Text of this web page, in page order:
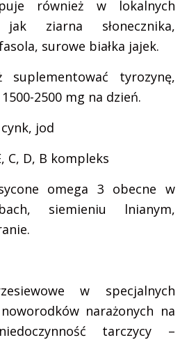
również w lokalnych
jak ziarna słonecznika,
surowe białka jajek.
suplementować tyrozynę,
2500 mg na dzień.
jod
C, D, B kompleks
omega 3 obecne w
siemieniu lnianym,
w specjalnych
narażonych na
tarczycy –